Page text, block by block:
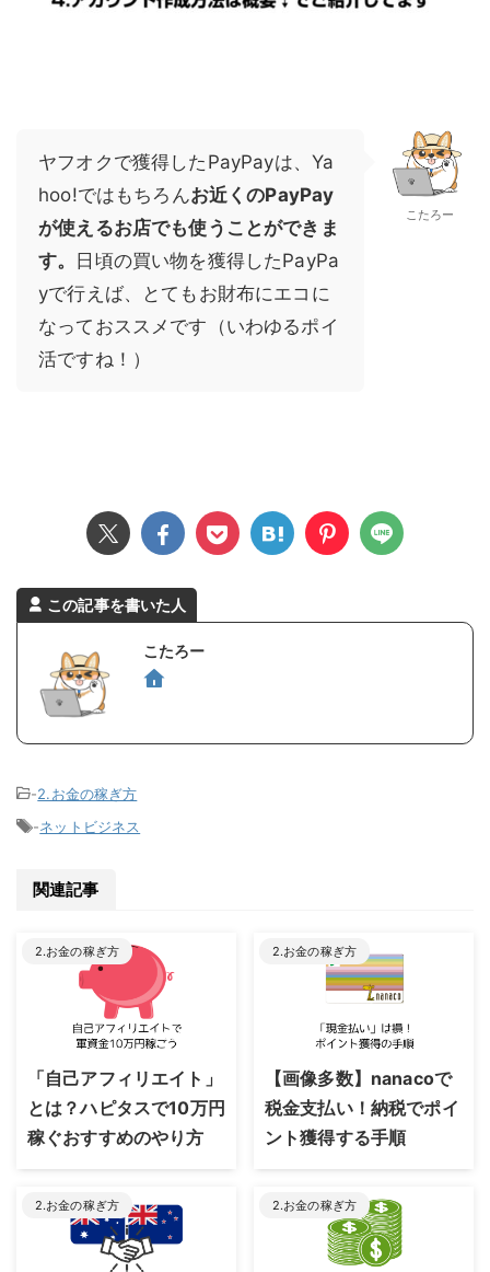
ヤフオクで獲得したPayPayは、Ya
hoo!ではもちろんお近くのPayPay
が使えるお店でも使うことができま
す。 日頃の買い物を獲得したPayPa
yで行えば、とてもお財布にエコに
なっておススメです（いわゆるポイ
活ですね！）
こたろー
この記事を書いた人
こたろー
-2.お金の稼ぎ方
-ネットビジネス
関連記事
2.お金の稼ぎ方
2023/8/24
「自己アフィリエイト」
とは？ハピタスで10万円
稼ぐおすすめのやり方
2.お金の稼ぎ方
2023/8/24
【画像多数】nanacoで
税金支払い！納税でポイ
ント獲得する手順
2.お金の稼ぎ方 2.お金の稼ぎ方